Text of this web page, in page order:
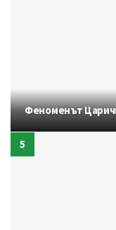
Феноменът